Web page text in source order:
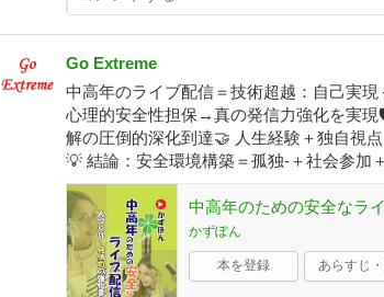
Go Extreme
中高年のライブ配信＝技術超越：自己実
心理的安全性担保→真の発信力強化を実
解の圧倒的深化到達🤝 人生経験＋独自視
💡 結論：安全環境構築＝孤独-＋社会参加
中高年のための安全なラ
かずぽん
本を登録 あらすじ